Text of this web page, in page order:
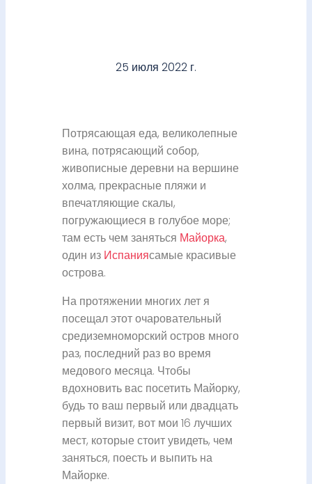
25 июля 2022 г.
Потрясающая еда, великолепные
вина, потрясающий собор,
живописные деревни на вершине
холма, прекрасные пляжи и
впечатляющие скалы,
погружающиеся в голубое море;
там есть чем заняться Майорка,
один из Испаниясамые красивые
острова.
На протяжении многих лет я
посещал этот очаровательный
средиземноморский остров много
раз, последний раз во время
медового месяца. Чтобы
вдохновить вас посетить Майорку,
будь то ваш первый или двадцать
первый визит, вот мои 16 лучших
мест, которые стоит увидеть, чем
заняться, поесть и выпить на
Майорке.